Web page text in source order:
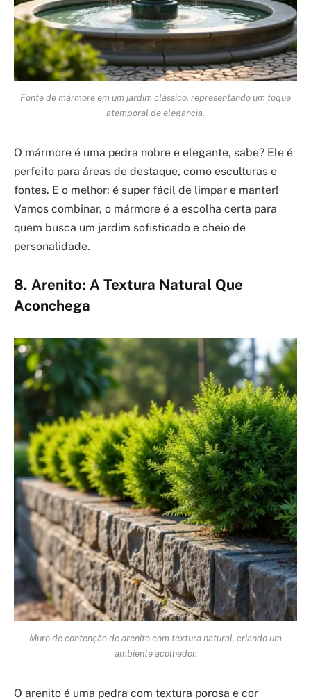
Fonte de mármore em um jardim clássico, representando um toque
atemporal de elegância.
O mármore é uma pedra nobre e elegante, sabe? Ele é
perfeito para áreas de destaque, como esculturas e
fontes. E o melhor: é super fácil de limpar e manter!
Vamos combinar, o mármore é a escolha certa para
quem busca um jardim sofisticado e cheio de
personalidade.
8. Arenito: A Textura Natural Que
Aconchega
Muro de contenção de arenito com textura natural, criando um
ambiente acolhedor.
O arenito é uma pedra com textura porosa e cor